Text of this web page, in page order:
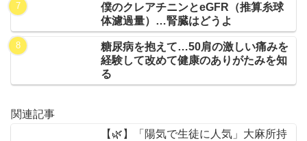
僕のクレアチニンとeGFR（推算糸球
体濾過量）…腎臓はどうよ
糖尿病を抱えて…50肩の激しい痛みを
経験して改めて健康のありがたみを知
る
関連記事
【🌿】「陽気で生徒に人気」大麻所持